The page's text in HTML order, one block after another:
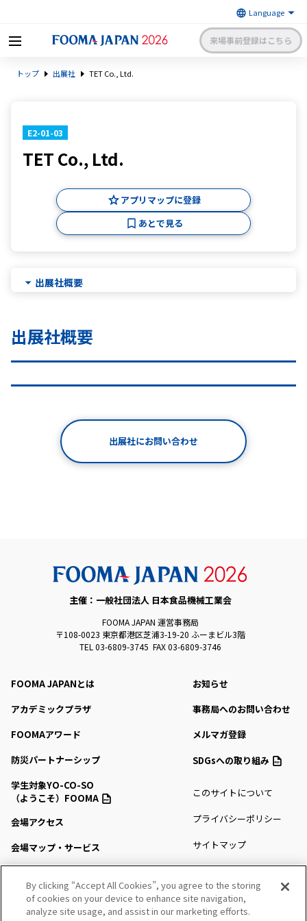
来場事前登録はこちら
級の食品製造総合展〜 | 一般社
日本語 English
トップ 出展社 TET Co., Ltd.
E2-01-03
TET Co., Ltd.
アプリマップに登録
あとで見る
出展社概要
出展社概要
出展社にお問い合わせ
主催：一般社団法人 日本食品機械工業会
FOOMA JAPAN 運営事務局
〒108-0023 東京都港区芝浦3-19-20 ふーまビル3階
TEL 03-6809-3745 FAX 03-6809-3746
FOOMA JAPANとは
アカデミックプラザ
FOOMAアワード
防災パートナーシップ
学生対象YO-CO-SO
（ようこそ）FOOMA
会場アクセス
会場マップ・サービス
セミナー・シンポジウム
お知らせ
事務局へのお問い合わせ
メルマガ登録
SDGsへの取り組み
このサイトについて
プライバシーポリシー
サイトマップ
By clicking “Accept All Cookies”, you agree to the storing
of cookies on your device to enhance site navigation,
analyze site usage, and assist in our marketing efforts.